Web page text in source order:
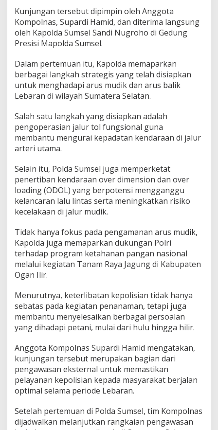
e
n
g
m
n
a
n
u
i
k
L
r
a
n
Kunjungan tersebut dipimpin oleh Anggota
Kompolnas, Supardi Hamid, dan diterima langsung
oleh Kapolda Sumsel Sandi Nugroho di Gedung
Presisi Mapolda Sumsel.
Dalam pertemuan itu, Kapolda memaparkan
berbagai langkah strategis yang telah disiapkan
untuk menghadapi arus mudik dan arus balik
Lebaran di wilayah Sumatera Selatan.
Salah satu langkah yang disiapkan adalah
pengoperasian jalur tol fungsional guna
membantu mengurai kepadatan kendaraan di jalur
arteri utama.
Selain itu, Polda Sumsel juga memperketat
penertiban kendaraan over dimension dan over
loading (ODOL) yang berpotensi mengganggu
kelancaran lalu lintas serta meningkatkan risiko
kecelakaan di jalur mudik.
Tidak hanya fokus pada pengamanan arus mudik,
Kapolda juga memaparkan dukungan Polri
terhadap program ketahanan pangan nasional
melalui kegiatan Tanam Raya Jagung di Kabupaten
Ogan Ilir.
Menurutnya, keterlibatan kepolisian tidak hanya
sebatas pada kegiatan penanaman, tetapi juga
membantu menyelesaikan berbagai persoalan
yang dihadapi petani, mulai dari hulu hingga hilir.
Anggota Kompolnas Supardi Hamid mengatakan,
kunjungan tersebut merupakan bagian dari
pengawasan eksternal untuk memastikan
pelayanan kepolisian kepada masyarakat berjalan
optimal selama periode Lebaran.
Setelah pertemuan di Polda Sumsel, tim Kompolnas
dijadwalkan melanjutkan rangkaian pengawasan